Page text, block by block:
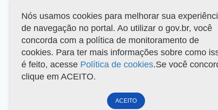
Nós usamos cookies para melhorar sua
de navegação no portal. Ao utilizar o gov.br, você
concorda com a política de monitoramento de
cookies. Para ter mais informações sobre como
é feito, acesse Política de cookies.Se você
clique em ACEITO.
ACEITO